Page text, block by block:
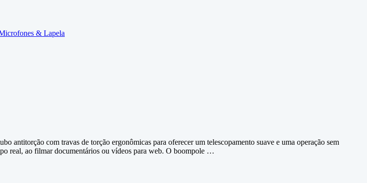
& Lapela
antitorção com travas de torção ergonômicas para oferecer um telescopamento suave e uma operação sem
real, ao filmar documentários ou vídeos para web. O boompole …